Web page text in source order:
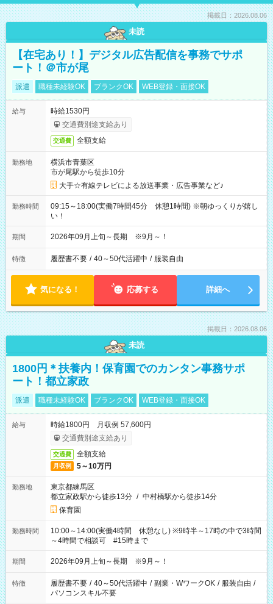
掲載日：2026.08.06
未読
【在宅あり！】デジタル広告配信を事務でサポ
ート！＠市が尾
派遣 職種未経験OK ブランクOK WEB登録・面接OK
給与
時給1530円
交通費別途支給あり
交通費 全額支給
勤務地
横浜市青葉区
市が尾駅から徒歩10分
大手☆有線テレビによる放送事業・広告事業など♪
勤務時間
09:15～18:00(実働7時間45分 休憩1時間) ※朝ゆっくりが嬉し
い！
期間 2026年09月上旬～長期 ※9月～！
特徴 履歴書不要 / 40～50代活躍中 / 服装自由
気になる！ 応募する 詳細へ
掲載日：2026.08.06
未読
1800円＊扶養内！保育園でのカンタン事務サポ
ート！都立家政
派遣 職種未経験OK ブランクOK WEB登録・面接OK
給与
時給1800円 月収例 57,600円
交通費別途支給あり
交通費 全額支給
月収例 5～10万円
勤務地
東京都練馬区
都立家政駅から徒歩13分 / 中村橋駅から徒歩14分
保育園
勤務時間
10:00～14:00(実働4時間 休憩なし) ※9時半～17時の中で3時間
～4時間で相談可 #15時まで
期間 2026年09月上旬～長期 ※9月～！
特徴 履歴書不要 / 40～50代活躍中 / 副業・WワークOK / 服装自由 /
パソコンスキル不要